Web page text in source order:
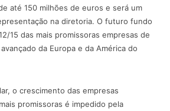
até 150 milhões de euros e será um
na diretoria. O futuro fundo
15 das mais promissoras empresas de
da Europa e da América do
o crescimento das empresas
promissoras é impedido pela